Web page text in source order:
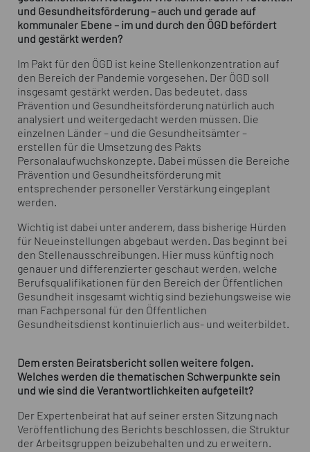
und Gesundheitsförderung – auch und gerade auf
kommunaler Ebene – im und durch den ÖGD befördert
und gestärkt werden?
Im Pakt für den ÖGD ist keine Stellenkonzentration auf
den Bereich der Pandemie vorgesehen. Der ÖGD soll
insgesamt gestärkt werden. Das bedeutet, dass
Prävention und Gesundheitsförderung natürlich auch
analysiert und weitergedacht werden müssen. Die
einzelnen Länder – und die Gesundheitsämter –
erstellen für die Umsetzung des Pakts
Personalaufwuchskonzepte. Dabei müssen die Bereiche
Prävention und Gesundheitsförderung mit
entsprechender personeller Verstärkung eingeplant
werden.
Wichtig ist dabei unter anderem, dass bisherige Hürden
für Neueinstellungen abgebaut werden. Das beginnt bei
den Stellenausschreibungen. Hier muss künftig noch
genauer und differenzierter geschaut werden, welche
Berufsqualifikationen für den Bereich der Öffentlichen
Gesundheit insgesamt wichtig sind beziehungsweise wie
man Fachpersonal für den Öffentlichen
Gesundheitsdienst kontinuierlich aus- und weiterbildet.
Dem ersten Beiratsbericht sollen weitere folgen.
Welches werden die thematischen Schwerpunkte sein
und wie sind die Verantwortlichkeiten aufgeteilt?
Der Expertenbeirat hat auf seiner ersten Sitzung nach
Veröffentlichung des Berichts beschlossen, die Struktur
der Arbeitsgruppen beizubehalten und zu erweitern.